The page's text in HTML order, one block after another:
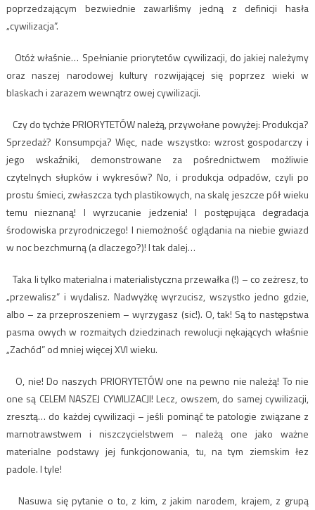
poprzedzającym bezwiednie zawarliśmy jedną z definicji hasła
„cywilizacja”.
Otóż właśnie… Spełnianie priorytetów cywilizacji, do jakiej należymy
oraz naszej narodowej kultury rozwijającej się poprzez wieki w
blaskach i zarazem wewnątrz owej cywilizacji.
Czy do tychże PRIORYTETÓW należą, przywołane powyżej: Produkcja?
Sprzedaż? Konsumpcja? Więc, nade wszystko: wzrost gospodarczy i
jego wskaźniki, demonstrowane za pośrednictwem możliwie
czytelnych słupków i wykresów? No, i produkcja odpadów, czyli po
prostu śmieci, zwłaszcza tych plastikowych, na skalę jeszcze pół wieku
temu nieznaną! I wyrzucanie jedzenia! I postępująca degradacja
środowiska przyrodniczego! I niemożność oglądania na niebie gwiazd
w noc bezchmurną (a dlaczego?)! I tak dalej…
Taka li tylko materialna i materialistyczna przewałka (!) – co zeżresz, to
„przewalisz” i wydalisz. Nadwyżkę wyrzucisz, wszystko jedno gdzie,
albo – za przeproszeniem – wyrzygasz (sic!). O, tak! Są to następstwa
pasma owych w rozmaitych dziedzinach rewolucji nękających właśnie
„Zachód” od mniej więcej XVI wieku.
O, nie! Do naszych PRIORYTETÓW one na pewno nie należą! To nie
one są CELEM NASZEJ CYWILIZACJI! Lecz, owszem, do samej cywilizacji,
zresztą… do każdej cywilizacji – jeśli pominąć te patologie związane z
marnotrawstwem i niszczycielstwem – należą one jako ważne
materialne podstawy jej funkcjonowania, tu, na tym ziemskim łez
padole. I tyle!
Nasuwa się pytanie o to, z kim, z jakim narodem, krajem, z grupą